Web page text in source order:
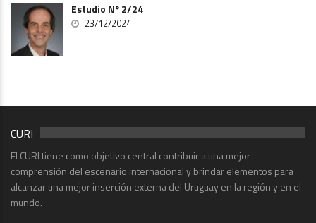
Estudio Nº 2/24
23/12/2024
CURI
El CURI tiene como objetivo central contribuir a una mejor
comprensión del escenario internacional y brindar elementos para
alcanzar una mejor inserción externa del Uruguay en la región y en el
mundo.